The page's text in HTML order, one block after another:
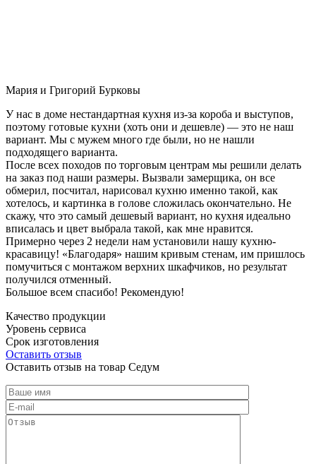
Мария и Григорий Бурковы
У нас в доме нестандартная кухня из-за короба и выступов,
поэтому готовые кухни (хоть они и дешевле) — это не наш
вариант. Мы с мужем много где были, но не нашли
подходящего варианта.
После всех походов по торговым центрам мы решили делать
на заказ под наши размеры. Вызвали замерщика, он все
обмерил, посчитал, нарисовал кухню именно такой, как
хотелось, и картинка в голове сложилась окончательно. Не
скажу, что это самый дешевый вариант, но кухня идеально
вписалась и цвет выбрала такой, как мне нравится.
Примерно через 2 недели нам установили нашу кухню-
красавицу! «Благодаря» нашим кривым стенам, им пришлось
помучиться с монтажом верхних шкафчиков, но результат
получился отменный.
Большое всем спасибо! Рекомендую!
Качество продукции
Уровень сервиса
Срок изготовления
Оставить отзыв
Оставить отзыв на товар Седум